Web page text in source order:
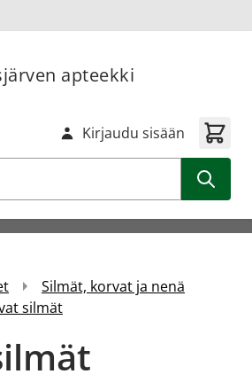
apteekki
Kirjaudu sisään
Silmät, korvat ja nenä
silmät